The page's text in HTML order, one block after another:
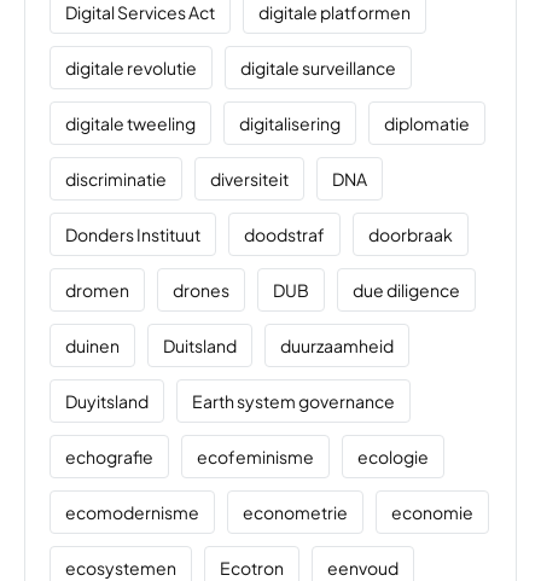
Digital Services Act digitale platformen
digitale revolutie digitale surveillance
digitale tweeling digitalisering diplomatie
discriminatie diversiteit DNA
Donders Instituut doodstraf doorbraak
dromen drones DUB due diligence
duinen Duitsland duurzaamheid
Duyitsland Earth system governance
echografie ecofeminisme ecologie
ecomodernisme econometrie economie
ecosystemen Ecotron eenvoud